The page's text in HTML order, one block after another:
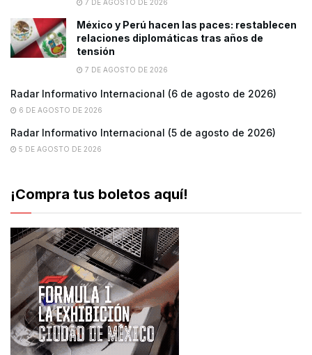
7 DE AGOSTO DE 2026
México y Perú hacen las paces: restablecen
relaciones diplomáticas tras años de
tensión
7 DE AGOSTO DE 2026
Radar Informativo Internacional (6 de agosto de 2026)
6 DE AGOSTO DE 2026
Radar Informativo Internacional (5 de agosto de 2026)
5 DE AGOSTO DE 2026
¡Compra tus boletos aquí!